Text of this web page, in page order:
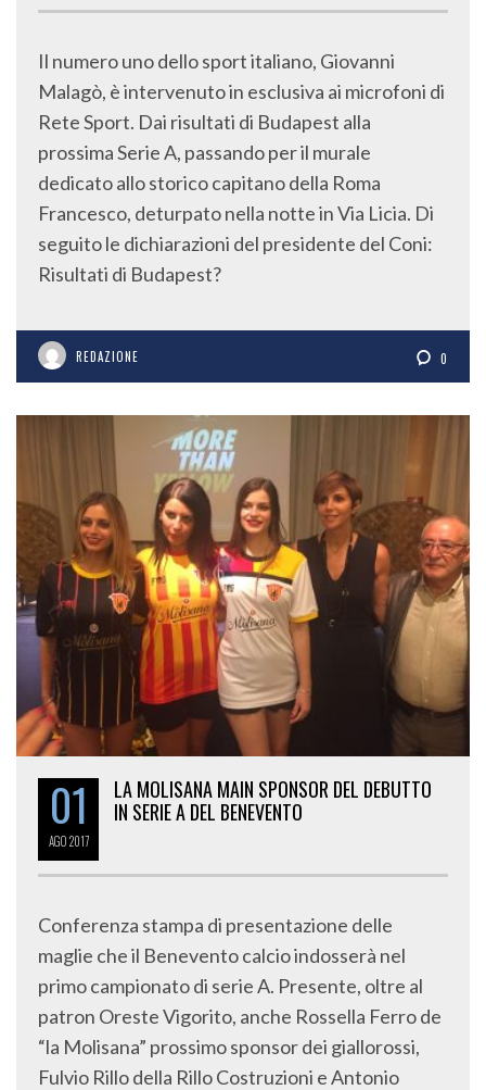
Il numero uno dello sport italiano, Giovanni
Malagò, è intervenuto in esclusiva ai microfoni di
Rete Sport. Dai risultati di Budapest alla
prossima Serie A, passando per il murale
dedicato allo storico capitano della Roma
Francesco, deturpato nella notte in Via Licia. Di
seguito le dichiarazioni del presidente del Coni:
Risultati di Budapest?
REDAZIONE 0
01
AGO2017
LA MOLISANA MAIN SPONSOR DEL DEBUTTO
IN SERIE A DEL BENEVENTO
Conferenza stampa di presentazione delle
maglie che il Benevento calcio indosserà nel
primo campionato di serie A. Presente, oltre al
patron Oreste Vigorito, anche Rossella Ferro de
“la Molisana” prossimo sponsor dei giallorossi,
Fulvio Rillo della Rillo Costruzioni e Antonio